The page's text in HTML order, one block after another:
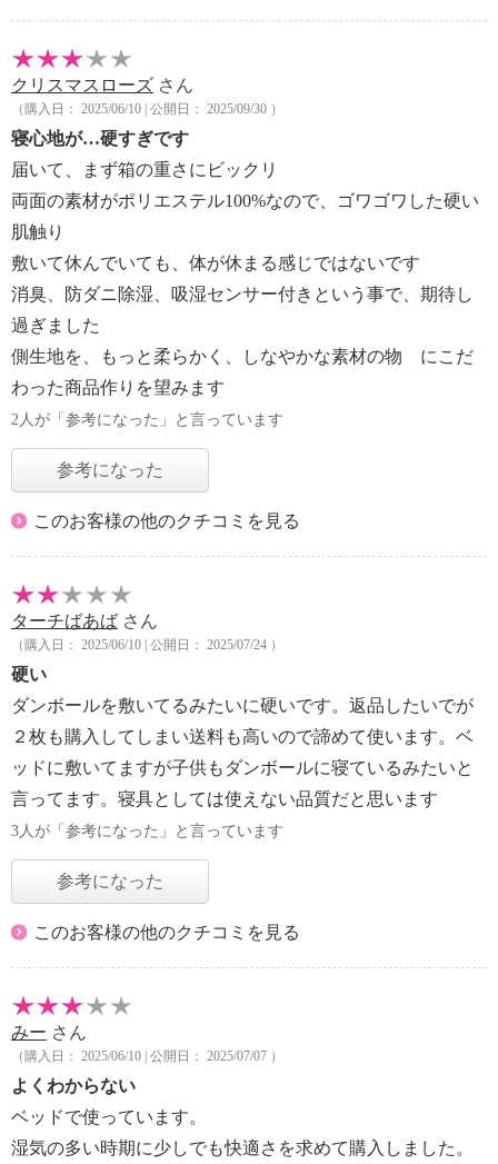
クリスマスローズ さん
（購入日： 2025/06/10 | 公開日： 2025/09/30 ）
寝心地が…硬すぎです
届いて、まず箱の重さにビックリ
両面の素材がポリエステル100%なので、ゴワゴワした硬い
肌触り
敷いて休んでいても、体が休まる感じではないです
消臭、防ダニ除湿、吸湿センサー付きという事で、期待し
過ぎました
側生地を、もっと柔らかく、しなやかな素材の物 にこだ
わった商品作りを望みます
2人が「参考になった」と言っています
参考になった
このお客様の他のクチコミを見る
ターチばあば さん
（購入日： 2025/06/10 | 公開日： 2025/07/24 ）
硬い
ダンボールを敷いてるみたいに硬いです。返品したいでが
２枚も購入してしまい送料も高いので諦めて使います。ベ
ッドに敷いてますが子供もダンボールに寝ているみたいと
言ってます。寝具としては使えない品質だと思います
3人が「参考になった」と言っています
参考になった
このお客様の他のクチコミを見る
みー さん
（購入日： 2025/06/10 | 公開日： 2025/07/07 ）
よくわからない
ベッドで使っています。
湿気の多い時期に少しでも快適さを求めて購入しました。